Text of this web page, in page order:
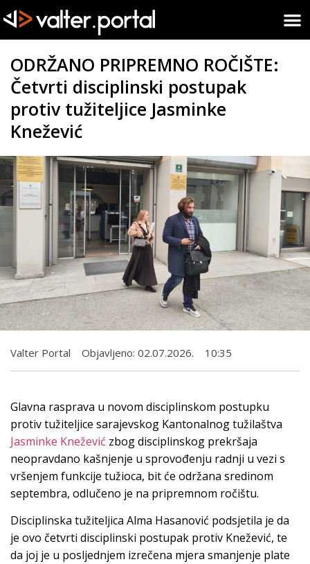
ODRŽANO PRIPREMNO ROČIŠTE:
Četvrti disciplinski postupak
protiv tužiteljice Jasminke
Knežević
Valter Portal Objavljeno: 02.07.2026. 10:35
Glavna rasprava u novom disciplinskom postupku
protiv tužiteljice sarajevskog Kantonalnog tužilaštva
Jasminke Knežević zbog disciplinskog prekršaja
neopravdano kašnjenje u sprovođenju radnji u vezi s
vršenjem funkcije tužioca, bit će održana sredinom
septembra, odlučeno je na pripremnom ročištu.
Disciplinska tužiteljica Alma Hasanović podsjetila je da
je ovo četvrti disciplinski postupak protiv Knežević, te
da joj je u posljednjem izrečena mjera smanjenje plate